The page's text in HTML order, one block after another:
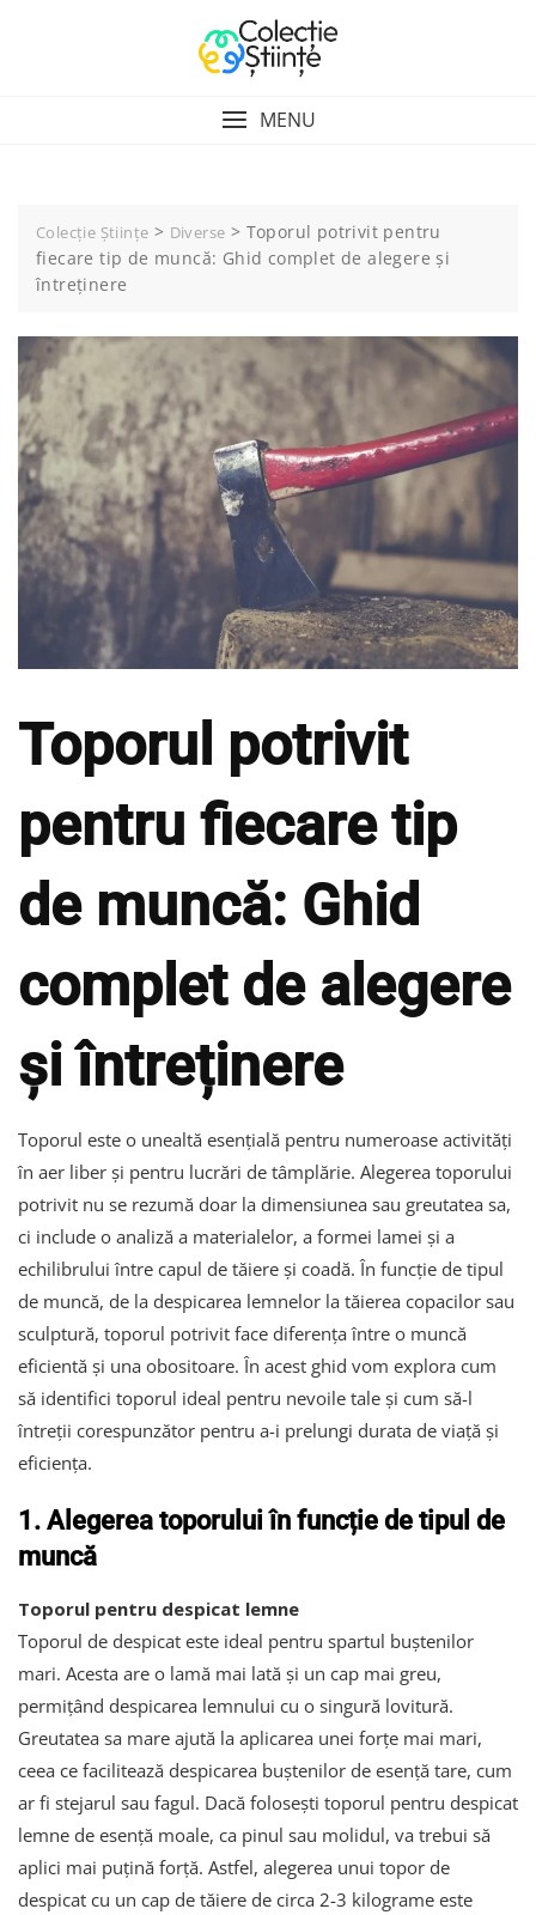
MENU
Colecție Științe > Diverse > Toporul potrivit pentru
fiecare tip de muncă: Ghid complet de alegere și
întreținere
Toporul potrivit
pentru fiecare tip
de muncă: Ghid
complet de alegere
și întreținere
Toporul este o unealtă esențială pentru numeroase activități
în aer liber și pentru lucrări de tâmplărie. Alegerea toporului
potrivit nu se rezumă doar la dimensiunea sau greutatea sa,
ci include o analiză a materialelor, a formei lamei și a
echilibrului între capul de tăiere și coadă. În funcție de tipul
de muncă, de la despicarea lemnelor la tăierea copacilor sau
sculptură, toporul potrivit face diferența între o muncă
eficientă și una obositoare. În acest ghid vom explora cum
să identifici toporul ideal pentru nevoile tale și cum să-l
întreții corespunzător pentru a-i prelungi durata de viață și
eficiența.
1. Alegerea toporului în funcție de tipul de
muncă
Toporul pentru despicat lemne
Toporul de despicat este ideal pentru spartul buștenilor
mari. Acesta are o lamă mai lată și un cap mai greu,
permițând despicarea lemnului cu o singură lovitură.
Greutatea sa mare ajută la aplicarea unei forțe mai mari,
ceea ce facilitează despicarea buștenilor de esență tare, cum
ar fi stejarul sau fagul. Dacă folosești toporul pentru despicat
lemne de esență moale, ca pinul sau molidul, va trebui să
aplici mai puțină forță. Astfel, alegerea unui topor de
despicat cu un cap de tăiere de circa 2-3 kilograme este